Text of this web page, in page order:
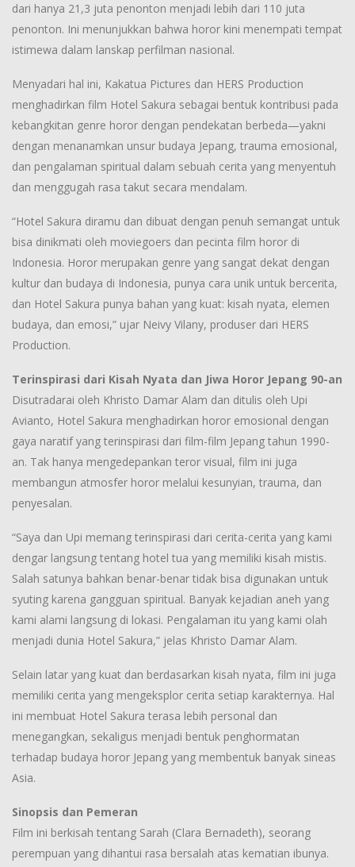
dari hanya 21,3 juta penonton menjadi lebih dari 110 juta
penonton. Ini menunjukkan bahwa horor kini menempati tempat
istimewa dalam lanskap perfilman nasional.
Menyadari hal ini, Kakatua Pictures dan HERS Production
menghadirkan film Hotel Sakura sebagai bentuk kontribusi pada
kebangkitan genre horor dengan pendekatan berbeda—yakni
dengan menanamkan unsur budaya Jepang, trauma emosional,
dan pengalaman spiritual dalam sebuah cerita yang menyentuh
dan menggugah rasa takut secara mendalam.
“Hotel Sakura diramu dan dibuat dengan penuh semangat untuk
bisa dinikmati oleh moviegoers dan pecinta film horor di
Indonesia. Horor merupakan genre yang sangat dekat dengan
kultur dan budaya di Indonesia, punya cara unik untuk bercerita,
dan Hotel Sakura punya bahan yang kuat: kisah nyata, elemen
budaya, dan emosi,” ujar Neivy Vilany, produser dari HERS
Production.
Terinspirasi dari Kisah Nyata dan Jiwa Horor Jepang 90-an
Disutradarai oleh Khristo Damar Alam dan ditulis oleh Upi
Avianto, Hotel Sakura menghadirkan horor emosional dengan
gaya naratif yang terinspirasi dari film-film Jepang tahun 1990-
an. Tak hanya mengedepankan teror visual, film ini juga
membangun atmosfer horor melalui kesunyian, trauma, dan
penyesalan.
“Saya dan Upi memang terinspirasi dari cerita-cerita yang kami
dengar langsung tentang hotel tua yang memiliki kisah mistis.
Salah satunya bahkan benar-benar tidak bisa digunakan untuk
syuting karena gangguan spiritual. Banyak kejadian aneh yang
kami alami langsung di lokasi. Pengalaman itu yang kami olah
menjadi dunia Hotel Sakura,” jelas Khristo Damar Alam.
Selain latar yang kuat dan berdasarkan kisah nyata, film ini juga
memiliki cerita yang mengeksplor cerita setiap karakternya. Hal
ini membuat Hotel Sakura terasa lebih personal dan
menegangkan, sekaligus menjadi bentuk penghormatan
terhadap budaya horor Jepang yang membentuk banyak sineas
Asia.
Sinopsis dan Pemeran
Film ini berkisah tentang Sarah (Clara Bernadeth), seorang
perempuan yang dihantui rasa bersalah atas kematian ibunya.